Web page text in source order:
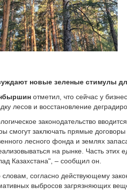
новые зеленые стимулы
отметил, что сейчас у
лесов и восстановление
законодательство
смогут заключать прямые
лесного фонда и землях
на рынке. Часть этих
Казахстана", – сообщил он.
словам, согласно действующему
выбросов загрязняющих